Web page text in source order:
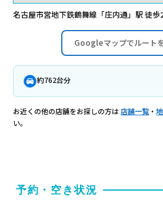
名古屋市営地下鉄鶴舞線「庄内通」駅 徒歩
Googleマップでルート
約762台分
お近くの他の店舗をお探しの方は 店舗一覧・
い。
予約・空き状況